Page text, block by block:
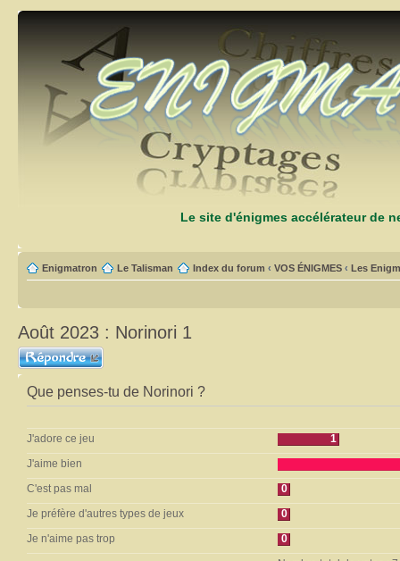
Le site d'énigmes accélérateur de
Enigmatron Le Talisman Index du forum ‹ VOS ÉNIGMES ‹ Les
Août 2023 : Norinori 1
Répondre
Que penses-tu de Norinori ?
J'adore ce jeu
1
J'aime bien
C'est pas mal
0
Je préfère d'autres types de jeux
0
Je n'aime pas trop
0